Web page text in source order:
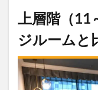
上層階（
ジルームと